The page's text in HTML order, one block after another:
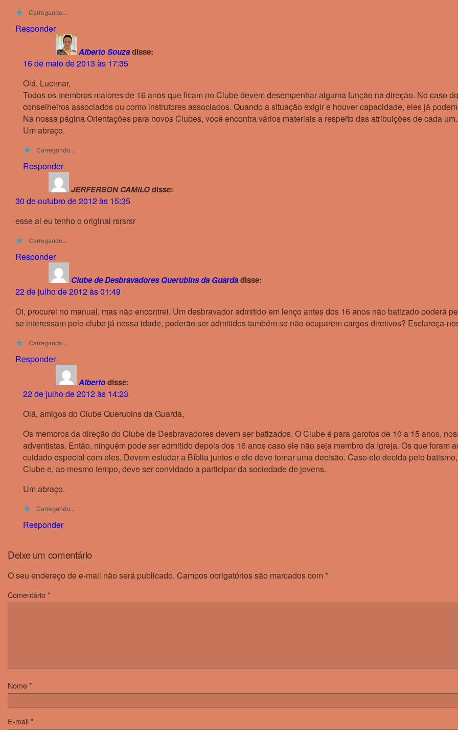
Carregando...
Responder
Alberto Souzadisse:
16 de maio de 2013 às 17:35
Olá, Lucimar,
Todos os membros maiores de 16 anos que ficam no Clube devem desempenhar alguma função na direção. No caso
conselheiros associados ou como instrutores associados. Quando a situação exigir e houver capacidade, eles já
Na nossa página Orientações para novos Clubes, você encontra vários materiais a respeito das atribuições de cada um.
Um abraço.
Carregando...
Responder
JERFERSON CAMILOdisse:
30 de outubro de 2012 às 15:35
esse ai eu tenho o original rsrsrsr
Carregando...
Responder
Clube de Desbravadores Querubins da Guardadisse:
22 de julho de 2012 às 01:49
Oi, procurei no manual, mas não encontrei. Um desbravador admitido em lenço antes dos 16 anos não batizado poderá
se interessam pelo clube já nessa idade, poderão ser admitidos também se não ocuparem cargos diretivos? Esclareça-
Carregando...
Responder
Albertodisse:
22 de julho de 2012 às 14:23
Olá, amigos do Clube Querubins da Guarda,
Os membros da direção do Clube de Desbravadores devem ser batizados. O Clube é para garotos de 10 a 15 anos,
adventistas. Então, ninguém pode ser admitido depois dos 16 anos caso ele não seja membro da Igreja. Os que foram
cuidado especial com eles. Devem estudar a Bíblia juntos e ele deve tomar uma decisão. Caso ele decida pelo
Clube e, ao mesmo tempo, deve ser convidado a participar da sociedade de jovens.
Um abraço.
Carregando...
Responder
Deixe um comentário
O seu endereço de e-mail não será publicado. Campos obrigatórios são marcados com *
Comentário*
Nome*
E-mail*